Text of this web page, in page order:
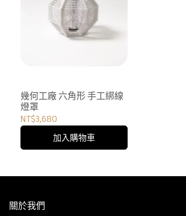
幾何工廠 六角形 手工綁線
燈罩
NT$3,680
加入購物車
關於我們